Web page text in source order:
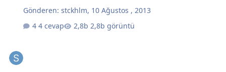
Gönderen:stckhlm, 10 Ağustos , 2013
4 cevap
2,8b görüntü